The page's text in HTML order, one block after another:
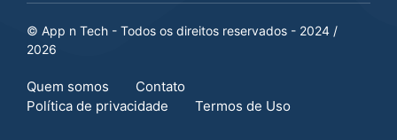
© App n Tech - Todos os direitos reservados - 2024 /
2026
Quem somos
Contato
Política de privacidade
Termos de Uso